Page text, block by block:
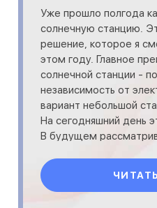
Уже прошло полгода
солнечную станцию.
решение, которое я
этом году. Главное
солнечной станции -
независимость от
вариант небольшой
На сегодняшний день
В будущем